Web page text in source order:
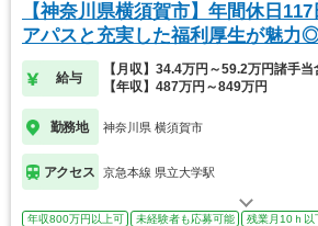
【神奈川県横須賀市】年間休日
アパスと充実した福利厚生が魅力
給与
【月収】34.4万円～59.2万円諸手当
【年収】487万円～849万円
勤務地 神奈川県 横須賀市
アクセス 京急本線 県立大学駅
年収800万円以上可 未経験者も応募可能 残業月10ｈ以